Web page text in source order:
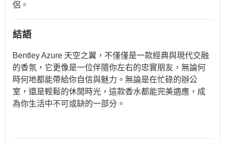
侶。
結語
Bentley Azure 天空之翼，不僅僅是一款經典與現代交融
的香氛，它更像是一位伴隨你左右的忠實朋友，無論何
時何地都能帶給你自信與魅力。無論是在忙碌的辦公
室，還是輕鬆的休閒時光，這款香水都能完美適應，成
為你生活中不可或缺的一部分。